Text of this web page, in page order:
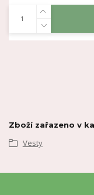
Zboží zařazeno v
Vesty